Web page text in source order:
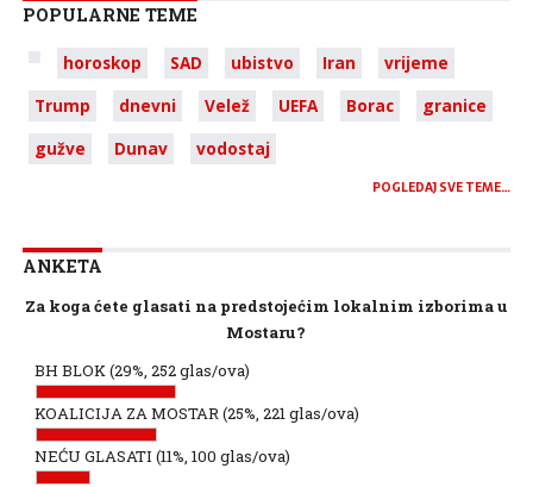
POPULARNE TEME
horoskop SAD ubistvo Iran
vrijeme
Trump
dnevni Velež UEFA Borac
granice
gužve
Dunav vodostaj
POGLEDAJ SVE TEME…
ANKETA
Za koga ćete glasati na predstojećim lokalnim izborima u
Mostaru?
BH BLOK(29%, 252 glas/ova)
KOALICIJA ZA MOSTAR(25%, 221 glas/ova)
NEĆU GLASATI (11%, 100 glas/ova)